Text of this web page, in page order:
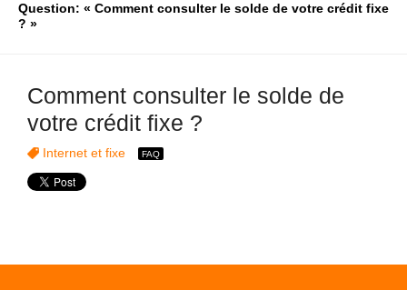
Question: « Comment consulter le solde de votre crédit fixe
? »
Comment consulter le solde de
votre crédit fixe ?
Internet et fixe